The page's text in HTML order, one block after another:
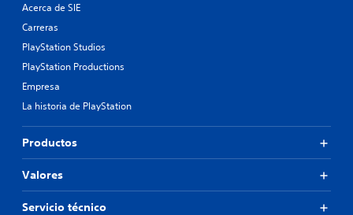
Acerca de SIE
Carreras
PlayStation Studios
PlayStation Productions
Empresa
La historia de PlayStation
Productos
Valores
Servicio técnico